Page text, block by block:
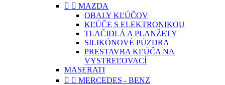
  MAZDA
OBALY KĽÚČOV
KĽÚČE S ELEKTRONIKOU
TLAČIDLÁ A PLANŽETY
SILIKÓNOVÉ PÚZDRA
PRESTAVBA KĽÚČA NA
VYSTREĽOVACÍ
MASERATI
  MERCEDES - BENZ